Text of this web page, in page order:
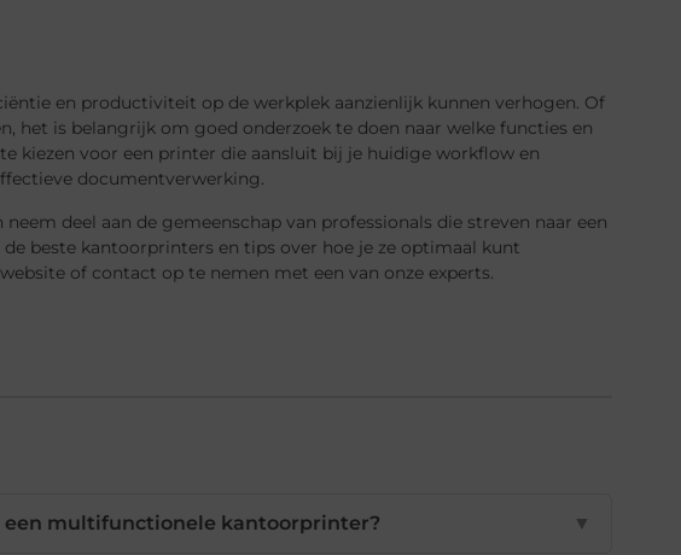
en productiviteit op de werkplek aanzienlijk kunnen verhogen. Of
het is belangrijk om goed onderzoek te doen naar welke functies en
kiezen voor een printer die aansluit bij je huidige workflow en
documentverwerking.
deel aan de gemeenschap van professionals die streven naar een
beste kantoorprinters en tips over hoe je ze optimaal kunt
of contact op te nemen met een van onze experts.
een multifunctionele kantoorprinter? ▼